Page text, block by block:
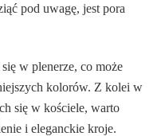
pod uwagę, jest pora
w plenerze, co może
kolorów. Z kolei w
się w kościele, warto
i eleganckie kroje.